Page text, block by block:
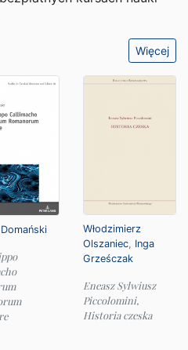
Włodzimierz
Olszaniec, Inga
Grześczak
Eneasz Sylwiusz
Piccolomini,
Historia czeska
Więcej